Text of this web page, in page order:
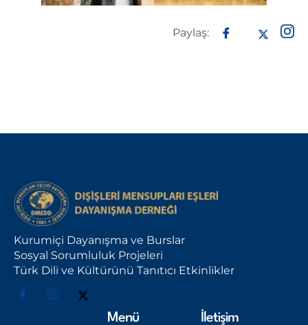
Paylaş:
Kurumiçi Dayanışma ve Burslar
Sosyal Sorumluluk Projeleri
Türk Dili ve Kültürünü Tanıtıcı Etkinlikler
Menü İletişim